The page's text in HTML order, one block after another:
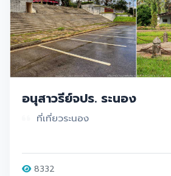
อนุสาวรีย์จปร. ระนอง
ที่เที่ยวระนอง
8332